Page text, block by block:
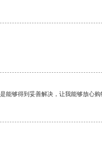
能够得到妥善解决，让我能够放心购